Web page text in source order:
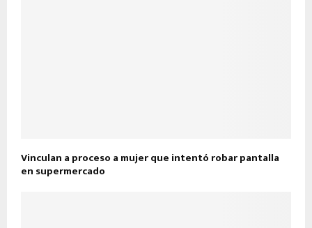
Vinculan a proceso a mujer que intentó robar pantalla
en supermercado